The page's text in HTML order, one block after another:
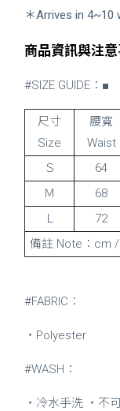
＊Arrives in 4~10
商品資訊與注
#SIZE GUIDE：■
尺寸
Size
腰寬
Waist
Ｓ
64
Ｍ
68
Ｌ
72
備註 Note：cm
#FABRIC：
・Polyester
#WASH：
・冷水手洗 ・不